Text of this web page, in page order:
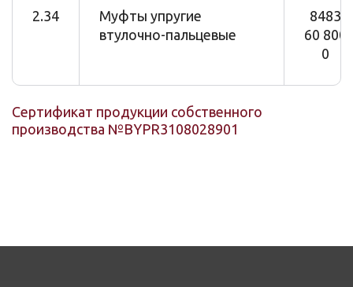
2.34
Муфты упругие
втулочно-пальцевые
8483
60 800
0
Сертификат продукции собственного
производства №BYPR3108028901